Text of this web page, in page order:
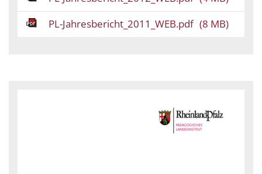
PL-Jahresbericht_2011_WEB.pdf (8 MB)